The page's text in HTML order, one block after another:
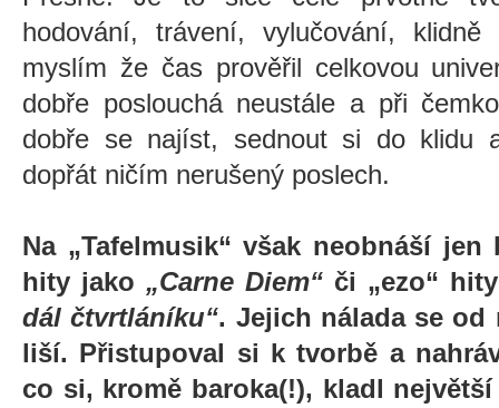
hodování, trávení, vylučování,
myslím že čas prověřil celkovou
dobře poslouchá neustále a při
dobře se najíst, sednout si do klidu
dopřát ničím nerušený poslech.
Na „Tafelmusik“ však neobnáší
hity jako „Carne Diem“ či „ezo“
dál čtvrtláníku“. Jejich nálada se
liší. Přistupoval si k tvorbě a
co si, kromě baroka(!), kladl